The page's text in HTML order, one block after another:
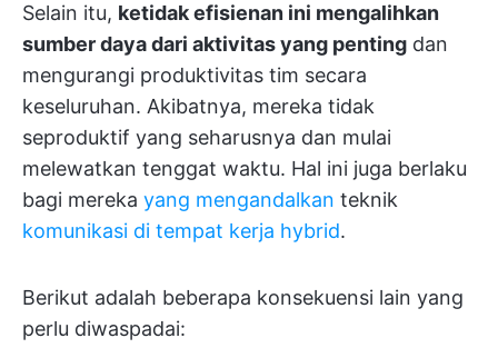
Selain itu, ketidak efisienan ini mengalihkan
sumber daya dari aktivitas yang penting dan
mengurangi produktivitas tim secara
keseluruhan. Akibatnya, mereka tidak
seproduktif yang seharusnya dan mulai
melewatkan tenggat waktu. Hal ini juga berlaku
bagi mereka yang mengandalkan teknik
komunikasi di tempat kerja hybrid.
Berikut adalah beberapa konsekuensi lain yang
perlu diwaspadai: